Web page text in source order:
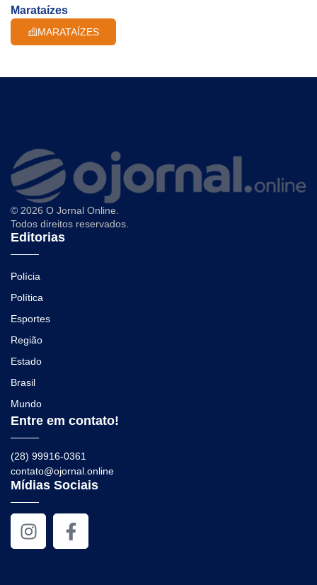
Marataízes
MARATAÍZES
© 2026 O Jornal Online.
Todos direitos reservados.
Editorias
Polícia
Política
Esportes
Região
Estado
Brasil
Mundo
Entre em contato!
(28) 99916-0361
contato@ojornal.online
Mídias Sociais